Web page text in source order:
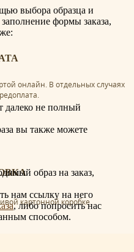
онлайн. В отдельных случаях
картонной коробке.
выбора образца и
формы заказа,
далеко не полный
вы также можете
образ на заказ,
нам ссылку на него
, либо попросить нас
способом.